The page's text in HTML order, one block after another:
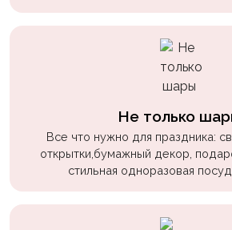
Не только
Все что нужно для праздника:
открытки,бумажный декор,
стильная одноразовая
собачки
Недетские